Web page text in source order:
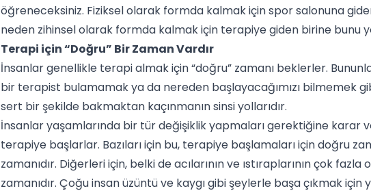
öğreneceksiniz. Fiziksel olarak formda kalmak için spor salonuna
neden zihinsel olarak formda kalmak için terapiye giden birine bunu
Terapi için “Doğru” Bir Zaman Vardır
İnsanlar genellikle terapi almak için “doğru” zamanı beklerler.
bir terapist bulamamak ya da nereden başlayacağımızı bilmemek
sert bir şekilde bakmaktan kaçınmanın sinsi yollarıdır.
İnsanlar yaşamlarında bir tür değişiklik yapmaları gerektiğine karar
terapiye başlarlar. Bazıları için bu, terapiye başlamaları için doğru
zamanıdır. Diğerleri için, belki de acılarının ve ıstıraplarının çok
zamanıdır. Çoğu insan üzüntü ve kaygı gibi şeylerle başa çıkmak